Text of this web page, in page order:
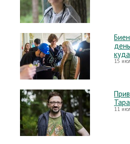
15
11